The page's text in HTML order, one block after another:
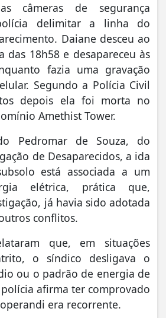
câmeras de segurança
delimitar a linha do
Daiane desceu ao
das 18h58 e desapareceu às
fazia uma gravação
Segundo a Polícia Civil
depois ela foi morta no
Amethist Tower.
Pedromar de Souza, do
de Desaparecidos, a ida
está associada a um
elétrica, prática que,
já havia sido adotada
conflitos.
que, em situações
o síndico desligava o
ou o padrão de energia de
afirma ter comprovado
era recorrente.